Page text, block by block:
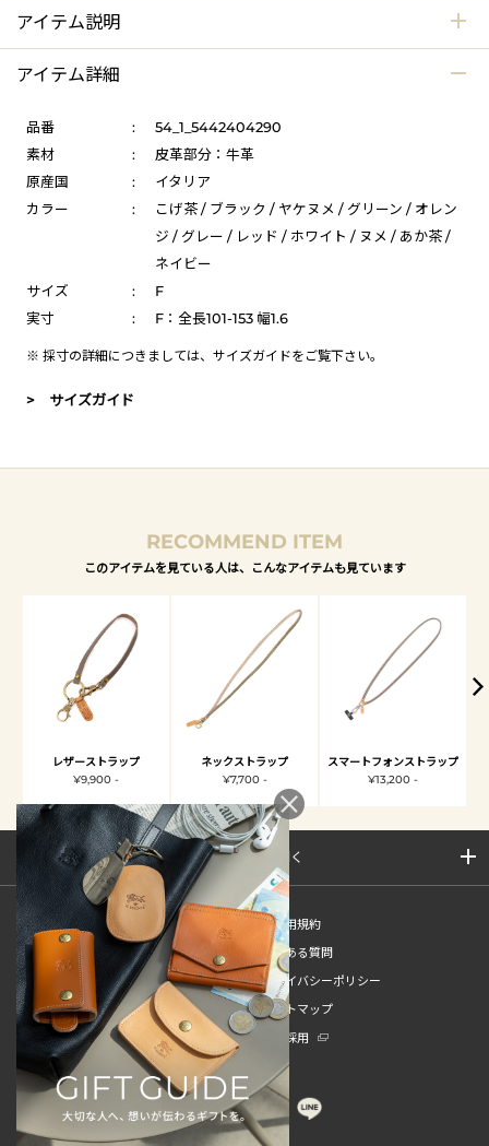
アイテム説明
アイテム詳細
品番 :
54_1_5442404290
素材
:
皮革部分：牛革
原産国
:
イタリア
カラー
:
こげ茶 / ブラック / ヤケヌメ / グリーン / オレン
ジ / グレー / レッド / ホワイト / ヌメ / あか茶 /
ネイビー
サイズ
:
F
実寸
: F：全長101-153 幅1.6
※ 採寸の詳細につきましては、 サイズガイドをご覧下さい。
> サイズガイド
RECOMMEND ITEM
このアイテムを見ている人は、こんなアイテムも見ています
レザーストラップ
¥9,900 -
ネックストラップ
¥7,700 -
スマートフォンストラップ
¥13,200 -
サイトマップを開く
新規会員登録
ご利用規約
ご利用ガイド
よくある質問
特定商取引法
プライバシーポリシー
お問い合わせ
サイトマップ
販売スタッフ中途採用
新卒採用